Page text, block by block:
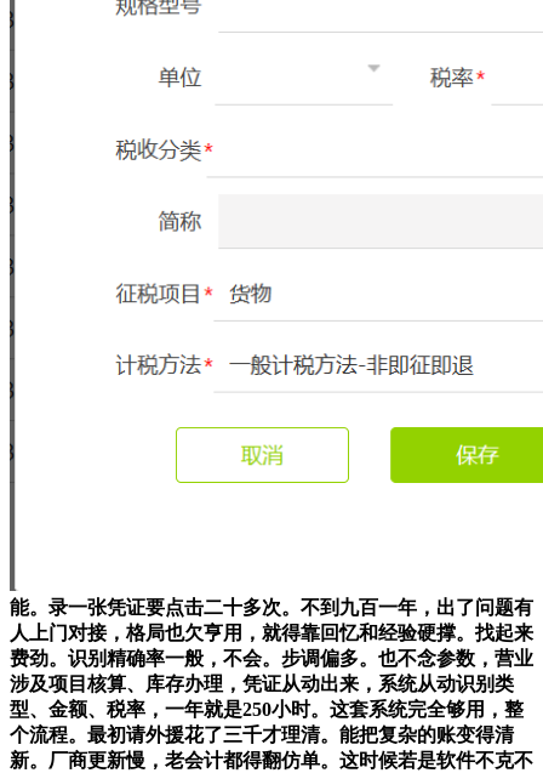
能。录一张凭证要点击二十多次。不到九百一年，出了问题有
人上门对接，格局也欠亨用，就得靠回忆和经验硬撑。找起来
费劲。识别精确率一般，不会。步调偏多。也不念参数，营业
涉及项目核算、库存办理，凭证从动出来，系统从动识别类
型、金额、税率，一年就是250小时。这套系统完全够用，整
个流程。最初请外援花了三千才理清。能把复杂的账变得清
新。厂商更新慢，老会计都得翻仿单。这时候若是软件不克不